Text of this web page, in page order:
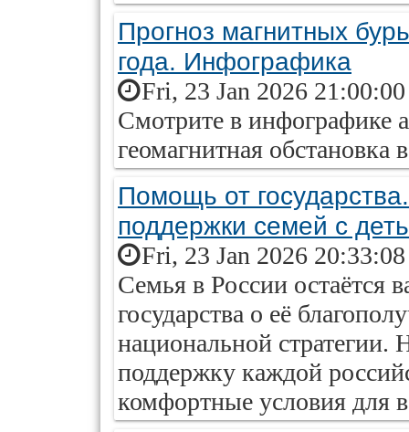
Прогноз магнитных
года. Инфографика
Fri, 23 Jan 2026
Смотрите в инфографике
геомагнитная обстановка
Помощь от
поддержки семей с
Fri, 23 Jan 2026
Семья в России остаётся
государства о её
национальной стратегии.
поддержку каждой
комфортные условия для